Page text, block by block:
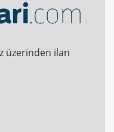
üzerinden ilan